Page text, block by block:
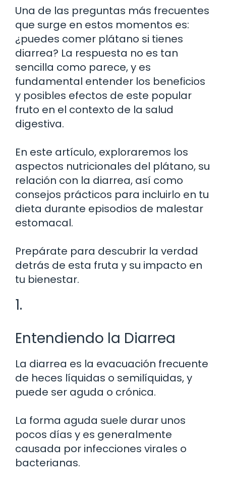
Una de las preguntas más frecuentes
que surge en estos momentos es:
¿puedes comer plátano si tienes
diarrea? La respuesta no es tan
sencilla como parece, y es
fundamental entender los beneficios
y posibles efectos de este popular
fruto en el contexto de la salud
digestiva.
En este artículo, exploraremos los
aspectos nutricionales del plátano, su
relación con la diarrea, así como
consejos prácticos para incluirlo en tu
dieta durante episodios de malestar
estomacal.
Prepárate para descubrir la verdad
detrás de esta fruta y su impacto en
tu bienestar.
1.
Entendiendo la Diarrea
La diarrea es la evacuación frecuente
de heces líquidas o semilíquidas, y
puede ser aguda o crónica.
La forma aguda suele durar unos
pocos días y es generalmente
causada por infecciones virales o
bacterianas.